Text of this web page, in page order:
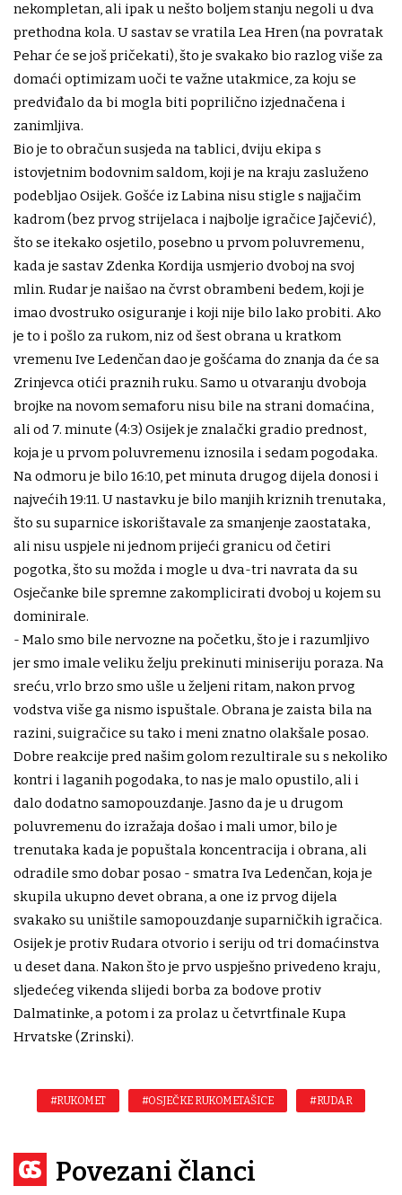
nekompletan, ali ipak u nešto boljem stanju negoli u dva
prethodna kola. U sastav se vratila Lea Hren (na povratak
Pehar će se još pričekati), što je svakako bio razlog više za
domaći optimizam uoči te važne utakmice, za koju se
predviđalo da bi mogla biti poprilično izjednačena i
zanimljiva.
Bio je to obračun susjeda na tablici, dviju ekipa s
istovjetnim bodovnim saldom, koji je na kraju zasluženo
podebljao Osijek. Gošće iz Labina nisu stigle s najjačim
kadrom (bez prvog strijelaca i najbolje igračice Jajčević),
što se itekako osjetilo, posebno u prvom poluvremenu,
kada je sastav Zdenka Kordija usmjerio dvoboj na svoj
mlin. Rudar je naišao na čvrst obrambeni bedem, koji je
imao dvostruko osiguranje i koji nije bilo lako probiti. Ako
je to i pošlo za rukom, niz od šest obrana u kratkom
vremenu Ive Ledenčan dao je gošćama do znanja da će sa
Zrinjevca otići praznih ruku. Samo u otvaranju dvoboja
brojke na novom semaforu nisu bile na strani domaćina,
ali od 7. minute (4:3) Osijek je znalački gradio prednost,
koja je u prvom poluvremenu iznosila i sedam pogodaka.
Na odmoru je bilo 16:10, pet minuta drugog dijela donosi i
najvećih 19:11. U nastavku je bilo manjih kriznih trenutaka,
što su suparnice iskorištavale za smanjenje zaostataka,
ali nisu uspjele ni jednom prijeći granicu od četiri
pogotka, što su možda i mogle u dva-tri navrata da su
Osječanke bile spremne zakomplicirati dvoboj u kojem su
dominirale.
- Malo smo bile nervozne na početku, što je i razumljivo
jer smo imale veliku želju prekinuti miniseriju poraza. Na
sreću, vrlo brzo smo ušle u željeni ritam, nakon prvog
vodstva više ga nismo ispuštale. Obrana je zaista bila na
razini, suigračice su tako i meni znatno olakšale posao.
Dobre reakcije pred našim golom rezultirale su s nekoliko
kontri i laganih pogodaka, to nas je malo opustilo, ali i
dalo dodatno samopouzdanje. Jasno da je u drugom
poluvremenu do izražaja došao i mali umor, bilo je
trenutaka kada je popuštala koncentracija i obrana, ali
odradile smo dobar posao - smatra Iva Ledenčan, koja je
skupila ukupno devet obrana, a one iz prvog dijela
svakako su uništile samopouzdanje suparničkih igračica.
Osijek je protiv Rudara otvorio i seriju od tri domaćinstva
u deset dana. Nakon što je prvo uspješno privedeno kraju,
sljedećeg vikenda slijedi borba za bodove protiv
Dalmatinke, a potom i za prolaz u četvrtfinale Kupa
Hrvatske (Zrinski).
#RUKOMET #OSJEČKE RUKOMETAŠICE #RUDAR
Povezani članci